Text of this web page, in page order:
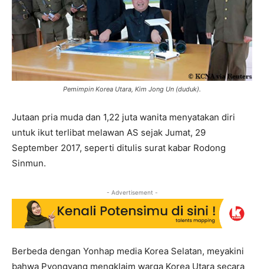
Pemimpin Korea Utara, Kim Jong Un (duduk).
Jutaan pria muda dan 1,22 juta wanita menyatakan diri
untuk ikut terlibat melawan AS sejak Jumat, 29
September 2017, seperti ditulis surat kabar Rodong
Sinmun.
- Advertisement -
Berbeda dengan Yonhap media Korea Selatan, meyakini
bahwa Pyongyang mengklaim warga Korea Utara secara